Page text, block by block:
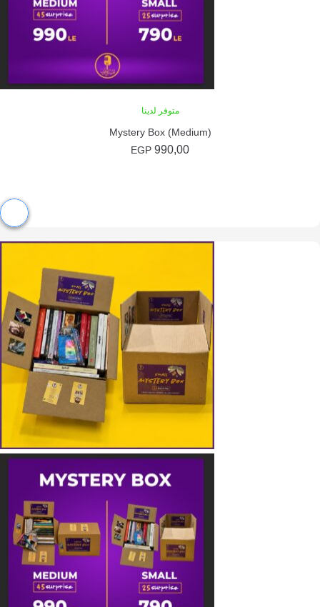
متوفر لدينا
Mystery Box (Medium)
990,00
EGP